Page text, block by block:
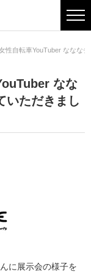
性自転車YouTuber ななな
なな
いただきまし
に展示会の様子を